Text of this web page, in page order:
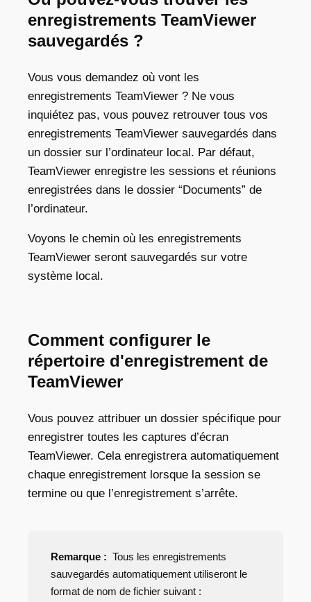
enregistrements TeamViewer
sauvegardés ?
Vous vous demandez où vont les
enregistrements TeamViewer ? Ne vous
inquiétez pas, vous pouvez retrouver tous vos
enregistrements TeamViewer sauvegardés dans
un dossier sur l’ordinateur local. Par défaut,
TeamViewer enregistre les sessions et réunions
enregistrées dans le dossier “Documents” de
l’ordinateur.
Voyons le chemin où les enregistrements
TeamViewer seront sauvegardés sur votre
système local.
Comment configurer le
répertoire d'enregistrement de
TeamViewer
Vous pouvez attribuer un dossier spécifique pour
enregistrer toutes les captures d’écran
TeamViewer. Cela enregistrera automatiquement
chaque enregistrement lorsque la session se
termine ou que l’enregistrement s’arrête.
Remarque : Tous les enregistrements
sauvegardés automatiquement utiliseront le
format de nom de fichier suivant :